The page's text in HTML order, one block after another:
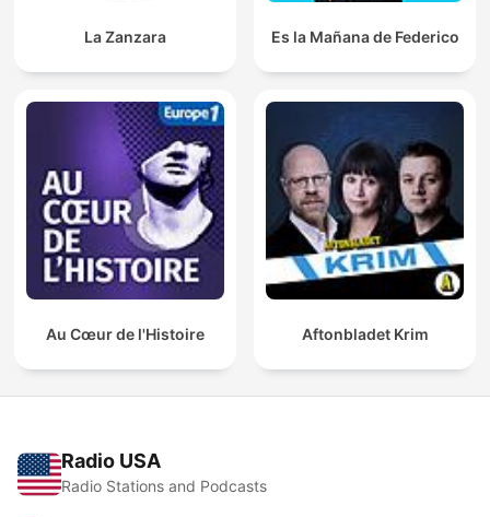
La Zanzara Es la Mañana de Federico
Au Cœur de l'Histoire Aftonbladet Krim
Radio USA
Radio Stations and Podcasts